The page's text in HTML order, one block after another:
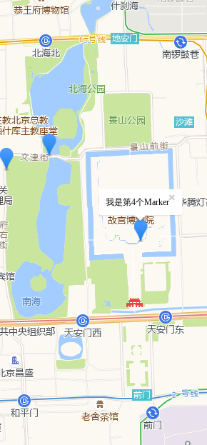
3D动态地图展示、配置
地铁图
简单易用的移动端地铁线路图开发接口
Android
静态地图
灵活地将高德地图迁入应用网页
3D地形图
卫星地形图还原真实地形地貌
务解决方案 智能硬件LBS解决方案
零售铺货
零售快消行业，渠道铺货解决方案
猎鹰SDK iOS 猎鹰SDK